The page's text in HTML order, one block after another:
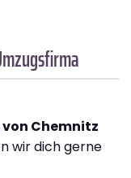
Chemnitz
wir dich gerne